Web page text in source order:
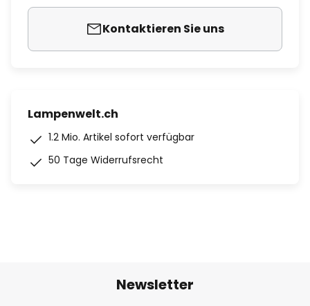
Kontaktieren Sie uns
Lampenwelt.ch
1.2 Mio. Artikel sofort verfügbar
50 Tage Widerrufsrecht
Newsletter